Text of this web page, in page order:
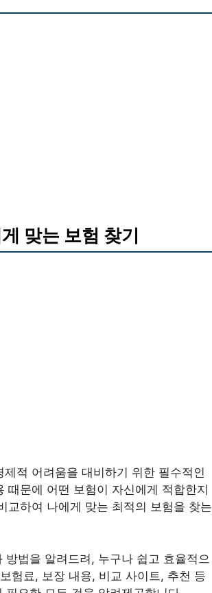
맞는 보험 찾기
적 어려움을 대비하기 위한 필수적인
때문에 어떤 보험이 자신에게 적합한지
교하여 나에게 맞는 최적의 보험을 찾는
방법을 알려드려, 누구나 쉽고 효율적으
험료, 보장 내용, 비교 사이트, 추천 등